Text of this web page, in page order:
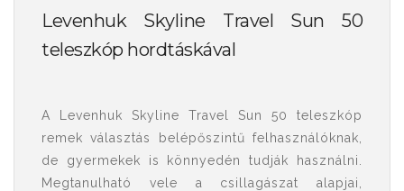
Levenhuk Skyline Travel Sun 50
teleszkóp hordtáskával
A Levenhuk Skyline Travel Sun 50 teleszkóp
remek választás belépőszintű felhasználóknak,
de gyermekek is könnyedén tudják használni.
Megtanulható vele a csillagászat alapjai,